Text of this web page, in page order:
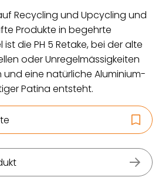
Recycling und Upcycling und
Produkte in begehrte
ist die PH 5 Retake, bei der alte
oder Unregelmässigkeiten
eine natürliche Aluminium-
Patina entsteht.